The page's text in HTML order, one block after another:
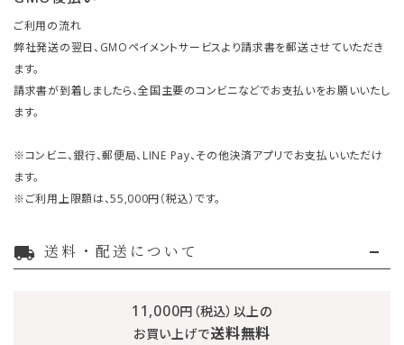
ご利用の流れ
弊社発送の翌日、GMOペイメントサービスより請求書を郵送させていただき
ます。
請求書が到着しましたら、全国主要のコンビニなどでお支払いをお願いいたし
ます。
※コンビニ、銀行、郵便局、LINE Pay、その他決済アプリでお支払いいただけ
ます。
※ご利用上限額は、55,000円（税込）です。
local_shipping 送料・配送について
11,000円（税込）以上の
お買い上げで送料無料